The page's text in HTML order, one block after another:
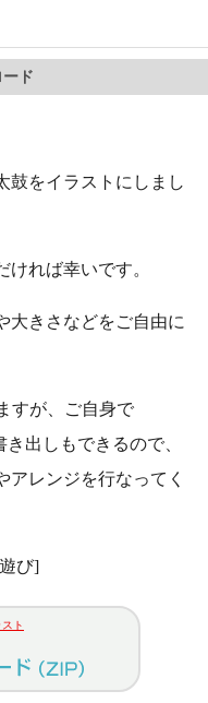
ード
鼓をイラストにしまし
れば幸いです。
大きさなどをご自由に
すが、ご自身で
出しもできるので、
アレンジを行なってく
び]
ト